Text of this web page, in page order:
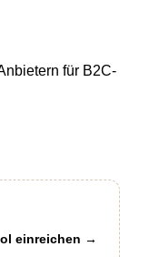
für B2C-
einreichen →